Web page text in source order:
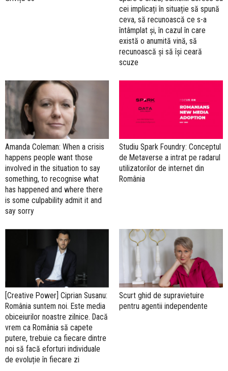
cei implicați în situație să spună
ceva, să recunoască ce s-a
întâmplat și, în cazul în care
există o anumită vină, să
recunoască și să își ceară
scuze
Amanda Coleman: When a crisis
happens people want those
involved in the situation to say
something, to recognise what
has happened and where there
is some culpability admit it and
say sorry
Studiu Spark Foundry: Conceptul
de Metaverse a intrat pe radarul
utilizatorilor de internet din
România
[Creative Power] Ciprian Susanu:
România suntem noi. Este media
obiceiurilor noastre zilnice. Dacă
vrem ca România să capete
putere, trebuie ca fiecare dintre
noi să facă eforturi individuale
de evoluție în fiecare zi
Scurt ghid de supravietuire
pentru agentii independente